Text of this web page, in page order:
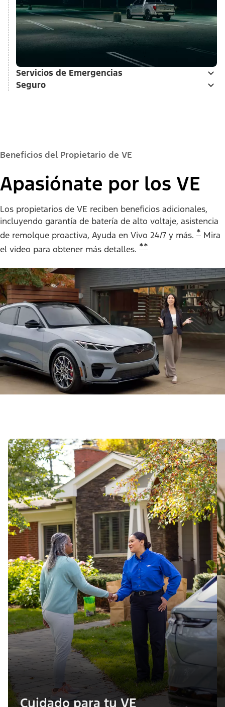
Servicios de Emergencias
Seguro
Beneficios del Propietario de VE
​​​​​​​Apasiónate por los VE
Los propietarios de VE reciben beneficios adicionales,
incluyendo garantía de batería de alto voltaje, asistencia
de remolque proactiva, Ayuda en Vivo 24/7 y más. * Mira
el video para obtener más detalles. **
Cuidado para tu VE